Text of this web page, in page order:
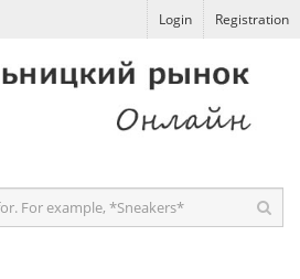
Login Registration